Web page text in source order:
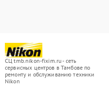
СЦ tmb.nikon-fixim.ru - сеть
сервисных центров в Тамбове по
ремонту и обслуживанию техники
Nikon